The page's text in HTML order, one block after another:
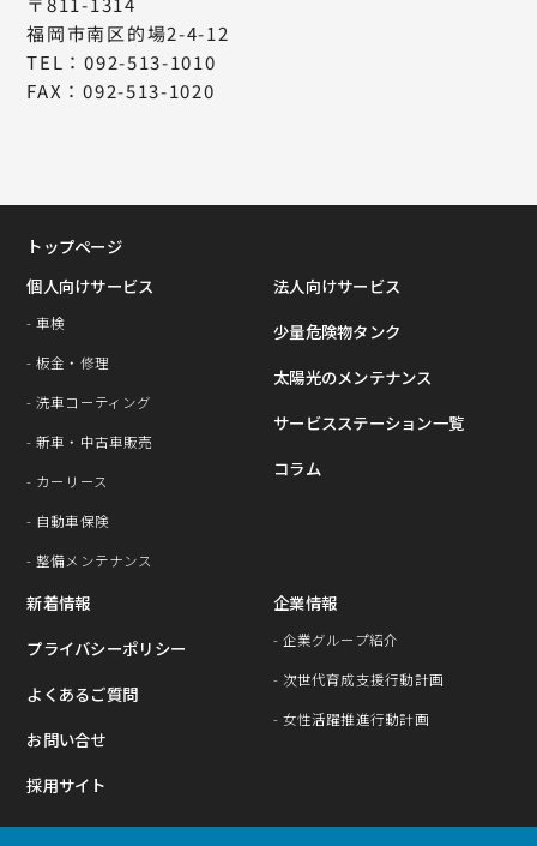
福岡市南区的場2-4-12
TEL：092-513-1010
FAX：092-513-1020
トップページ
個人向けサービス
- ⾞検
- 板⾦・修理
- 洗⾞コーティング
- 新車・中古車販売
- カーリース
- ⾃動⾞保険
- 整備メンテナンス
法人向けサービス
少量危険物タンク
太陽光のメンテナンス
サービスステーション⼀覧
コラム
新着情報
プライバシーポリシー
よくあるご質問
お問い合せ
企業情報
- 企業グループ紹介
- 次世代育成⽀援⾏動計画
- 女性活躍推進行動計画
採用サイト